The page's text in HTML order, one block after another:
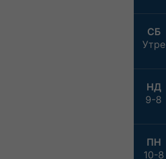
СБ
Утре
НД
9-8
ПН
10-8